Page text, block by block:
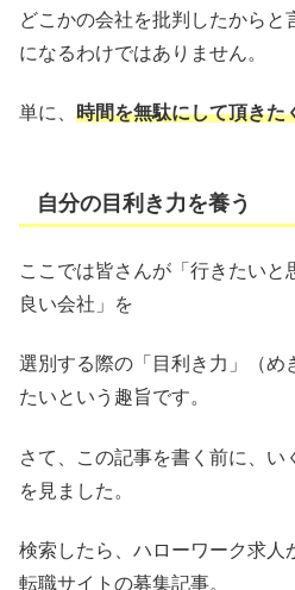
どこかの会社を批判したから
になるわけではありません。
単に、 時間を無駄にして頂きた
自分の目利き力を養う
ここでは皆さんが「行きたい
良い会社」を
選別する際の「目利き力」（め
たいという趣旨です。
さて、この記事を書く前に、い
を見ました。
検索したら、ハローワーク求人
転職サイトの募集記事。